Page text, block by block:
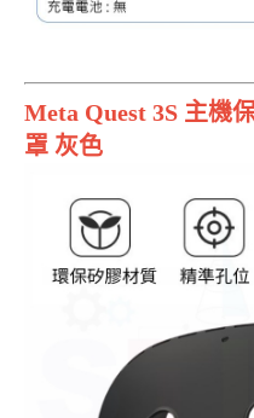
Meta Quest 3S 主機
罩 灰色